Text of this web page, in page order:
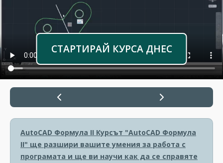
СТАРТИРАЙ КУРСА ДНЕС
AutoCAD Формула II Курсът "AutoCAD Формула
II" ще разшири вашите умения за работа с
програмата и ще ви научи как да се справяте